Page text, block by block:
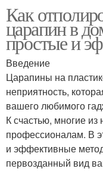
Как
царапин в
простые и
Введение
Царапины на
неприятность,
вашего любимого
К счастью, многие
профессионалам. В
и эффективные
первозданный вид